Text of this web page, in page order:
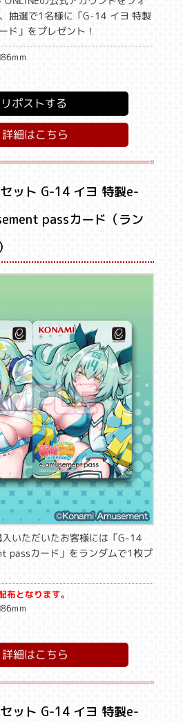
抽選で1名様に「G-14 イヨ 特製
ド」をプレゼント！
リポストする
細はこちら
ット G-14 イヨ 特製e-
passカード（ラン
入いただいたお客様には「G-14
passカード」をランダムで1枚プ
となります。
細はこちら
ット G-14 イヨ 特製e-